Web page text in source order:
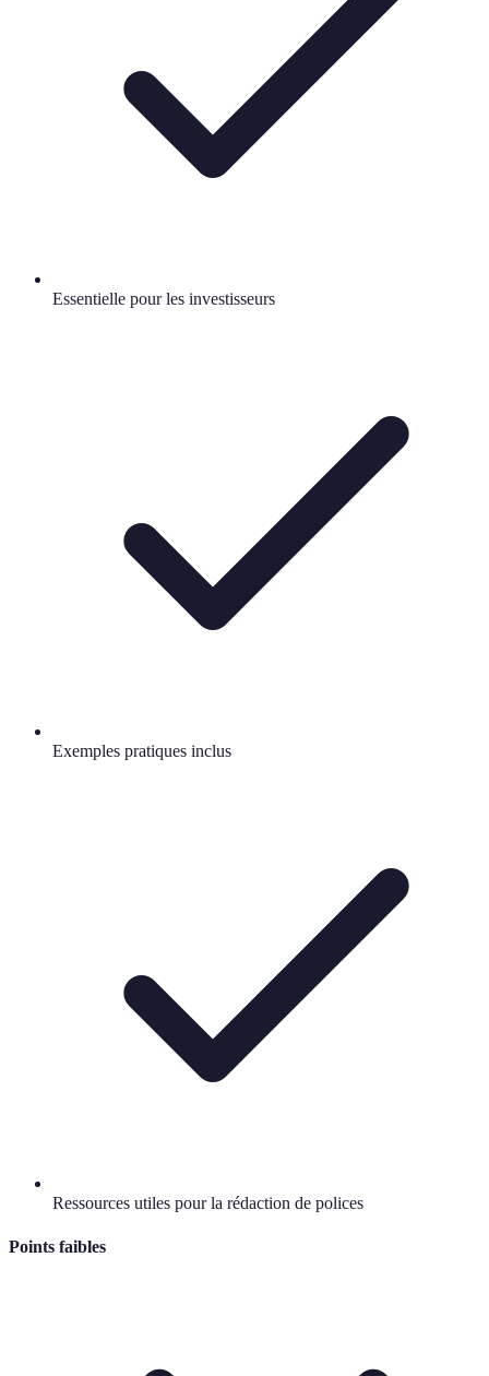
Essentielle pour les investisseurs
Exemples pratiques inclus
Ressources utiles pour la rédaction de polices
Points faibles